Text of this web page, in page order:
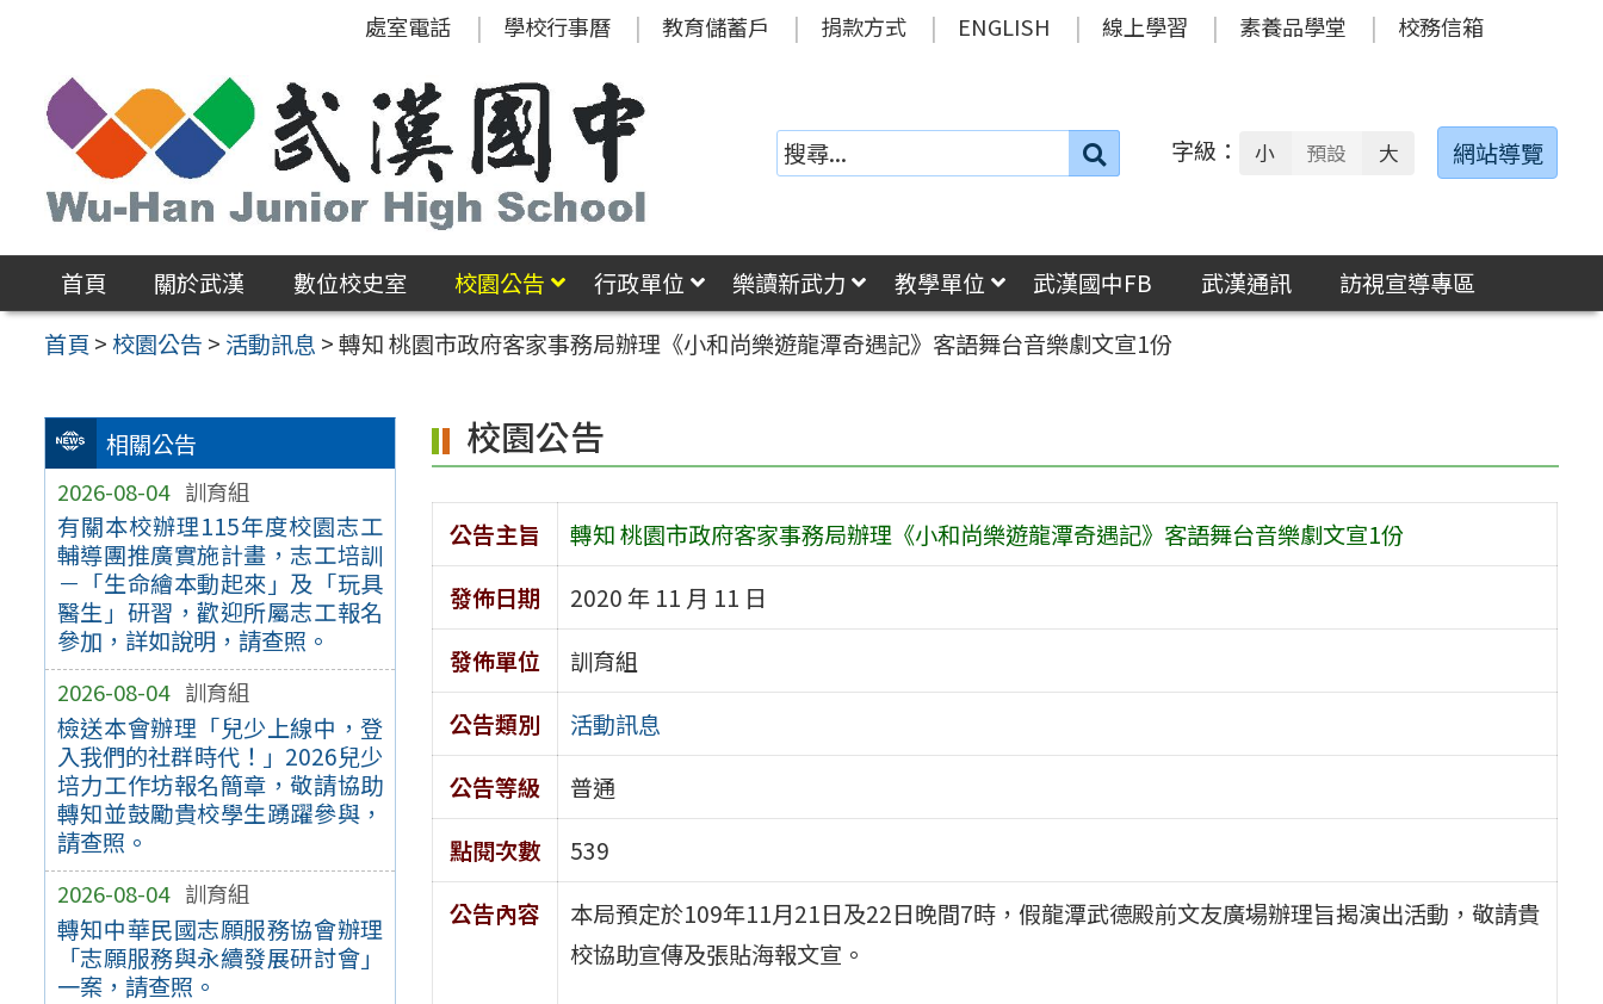
區
處室電話 學校行事曆 教育儲蓄戶 捐款方式 ENGLISH 線上學習 素養品學堂 校務信箱
搜
字級： 小 預設 大 網站導覽
首頁 關於武漢 數位校史室 校園公告 行政單位 樂讀新武力 教學單位 武漢國中FB 武漢通訊
訪視宣導專區
首頁 >校園公告 > 活動訊息 >轉知 桃園市政府客家事務局辦理《小和尚樂遊龍潭奇遇記》客語舞台音樂劇文宣1份
相關公告
2026-08-04 訓育組
有關本校辦理115年度校園志工
輔導團推廣實施計畫，志工培訓
－「生命繪本動起來」及「玩具
醫生」研習，歡迎所屬志工報名
參加，詳如說明，請查照。
2026-08-04 訓育組
檢送本會辦理「兒少上線中，登
入我們的社群時代！」2026兒少
培力工作坊報名簡章，敬請協助
轉知並鼓勵貴校學生踴躍參與，
請查照。
2026-08-04 訓育組
轉知中華民國志願服務協會辦理
「志願服務與永續發展研討會」
一案，請查照。
校園公告
公告主旨
轉知 桃園市政府客家事務局辦理《小和尚樂遊龍潭奇遇記》客語舞台音樂劇文宣1份
發佈日期
2020 年 11 月 11 日
發佈單位
訓育組
公告類別
活動訊息
公告等級
普通
點閱次數
539
公告內容
本局預定於109年11月21日及22日晚間7時，假龍潭武德殿前文友廣場辦理旨揭演出活動，敬請貴
校協助宣傳及張貼海報文宣。